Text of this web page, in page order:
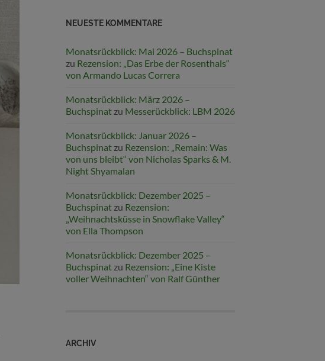
NEUESTE KOMMENTARE
Monatsrückblick: Mai 2026 – Buchspinat
zu Rezension: „Das Erbe der Rosenthals“
von Armando Lucas Correra
Monatsrückblick: März 2026 –
Buchspinat zu Messerückblick: LBM 2026
Monatsrückblick: Januar 2026 –
Buchspinat zu Rezension: „Remain: Was
von uns bleibt“ von Nicholas Sparks & M.
Night Shyamalan
Monatsrückblick: Dezember 2025 –
Buchspinat zu Rezension:
„Weihnachtsküsse in Snowflake Valley“
von Ella Thompson
Monatsrückblick: Dezember 2025 –
Buchspinat zu Rezension: „Eine Kiste
voller Weihnachten“ von Ralf Günther
ARCHIV